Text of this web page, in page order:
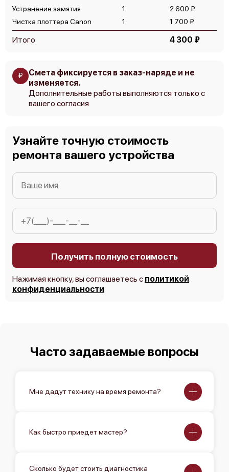
Canon imagePROGRAF TX-4100
Canon imagePROGRAF TX-4000
Canon imagePROGRAF TX-3100
Устранение замятия 1
2 600 ₽
Чистка плоттера Canon
1 1 700 ₽
Итого 4 300 ₽
₽
Смета фиксируется в заказ-наряде и не
изменяется.
Дополнительные работы выполняются только с
вашего согласия
Узнайте точную стоимость
ремонта вашего устройства
Получить полную стоимость
Нажимая кнопку, вы соглашаетесь с политикой
конфиденциальности
Часто задаваемые вопросы
Мне дадут технику на время ремонта?
Как быстро приедет мастер?
Сколько будет стоить диагностика